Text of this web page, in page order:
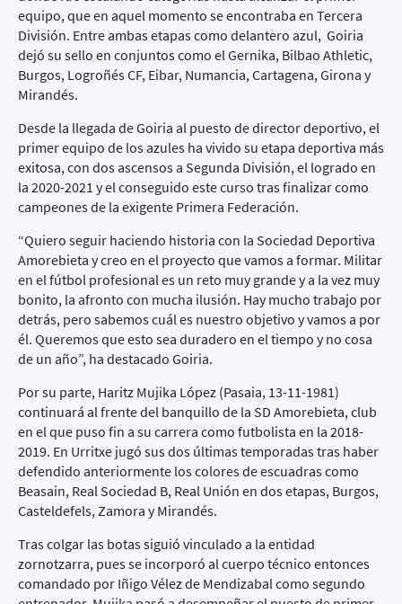
equipo, que en aquel momento se encontraba en Tercera
División. Entre ambas etapas como delantero azul, Goiria
dejó su sello en conjuntos como el Gernika, Bilbao Athletic,
Burgos, Logroñés CF, Eibar, Numancia, Cartagena, Girona y
Mirandés.
Desde la llegada de Goiria al puesto de director deportivo, el
primer equipo de los azules ha vivido su etapa deportiva más
exitosa, con dos ascensos a Segunda División, el logrado en
la 2020-2021 y el conseguido este curso tras finalizar como
campeones de la exigente Primera Federación.
“Quiero seguir haciendo historia con la Sociedad Deportiva
Amorebieta y creo en el proyecto que vamos a formar. Militar
en el fútbol profesional es un reto muy grande y a la vez muy
bonito, la afronto con mucha ilusión. Hay mucho trabajo por
detrás, pero sabemos cuál es nuestro objetivo y vamos a por
él. Queremos que esto sea duradero en el tiempo y no cosa
de un año”, ha destacado Goiria.
Por su parte, Haritz Mujika López (Pasaia, 13-11-1981)
continuará al frente del banquillo de la SD Amorebieta, club
en el que puso fin a su carrera como futbolista en la 2018-
2019. En Urritxe jugó sus dos últimas temporadas tras haber
defendido anteriormente los colores de escuadras como
Beasain, Real Sociedad B, Real Unión en dos etapas, Burgos,
Casteldefels, Zamora y Mirandés.
Tras colgar las botas siguió vinculado a la entidad
zornotzarra, pues se incorporó al cuerpo técnico entonces
comandado por Iñigo Vélez de Mendizabal como segundo